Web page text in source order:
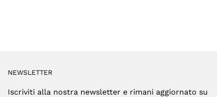
NEWSLETTER
Iscriviti alla nostra newsletter e rimani aggiornato su